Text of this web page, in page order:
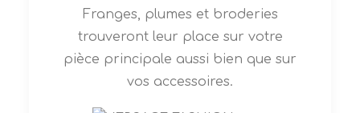
Franges, plumes et broderies
trouveront leur place sur votre
pièce principale aussi bien que sur
vos accessoires.